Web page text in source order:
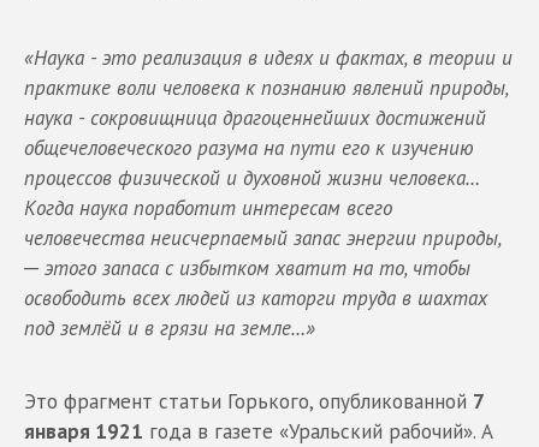
«Наука - это реализация в идеях и фактах, в теории и
практике воли человека к познанию явлений природы,
наука - сокровищница драгоценнейших достижений
общечеловеческого ра­зума на пути его к изучению
процессов физической и духовной жизни человека…
Когда наука поработит интересам всего
человечества неисчерпаемый запас энергии природы,
─ этого запаса с избытком хватит на то, чтобы
освободить всех людей из каторги труда в шахтах
под землёй и в грязи на земле…»
Это фрагмент статьи Горького, опубликованной 7
января 1921 года в газете «Уральский рабочий». А